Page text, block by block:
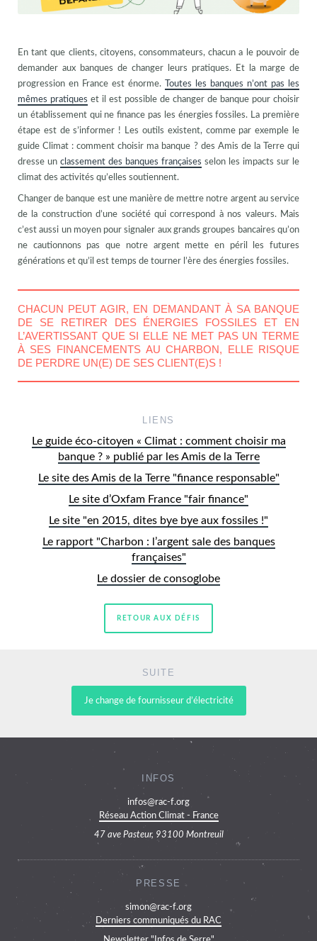
En tant que clients, citoyens, consommateurs, chacun a le pouvoir de
demander aux banques de changer leurs pratiques. Et la marge de
progression en France est énorme.
Toutes les banques n’ont pas les
mêmes pratiques et il est possible de changer de banque pour choisir
un établissement qui ne finance pas les énergies fossiles. La première
étape est de s’informer ! Les outils existent, comme par exemple le
guide Climat : comment choisir ma banque ? des Amis de la Terre qui
dresse un classement des banques françaises selon les impacts sur le
climat des activités qu’elles soutiennent.
Changer de banque est une manière de mettre notre argent au service
de la construction d’une société qui correspond à nos valeurs. Mais
c’est aussi un moyen pour signaler aux grands groupes bancaires qu’on
ne cautionnons pas que notre argent mette en péril les futures
générations et qu’il est temps de tourner l’ère des énergies fossiles.
CHACUN PEUT AGIR, EN DEMANDANT À SA BANQUE
DE SE RETIRER DES ÉNERGIES FOSSILES ET EN
L’AVERTISSANT QUE SI ELLE NE MET PAS UN TERME
À SES FINANCEMENTS AU CHARBON, ELLE RISQUE
DE PERDRE UN(E) DE SES CLIENT(E)S !
LIENS
Le guide éco-citoyen « Climat : comment choisir ma
banque ? » publié par les Amis de la Terre
Le site des Amis de la Terre "finance responsable"
Le site d’Oxfam France "fair finance"
Le site "en 2015, dites bye bye aux fossiles !"
Le rapport "Charbon : l’argent sale des banques
françaises"
Le dossier de consoglobe
RETOUR AUX DÉFIS
SUITE
Je change de fournisseur d’électricité
INFOS
infos@rac-f.org
Réseau Action Climat - France
47 ave Pasteur, 93100 Montreuil
PRESSE
simon@rac-f.org
Derniers communiqués du RAC